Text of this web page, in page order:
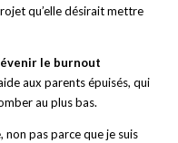
qu’elle désirait mettre
le burnout
aux parents épuisés, qui
au plus bas.
non pas parce que je suis